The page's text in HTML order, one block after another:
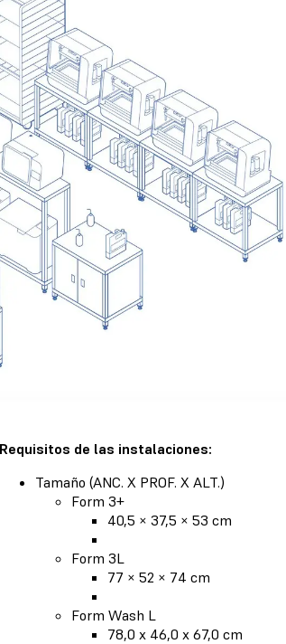
Requisitos de las instalaciones:
Tamaño (ANC. X PROF. X ALT.)
Form 3+
40,5 × 37,5 × 53 cm
Form 3L
77 × 52 × 74 cm
Form Wash L
78,0 x 46,0 x 67,0 cm